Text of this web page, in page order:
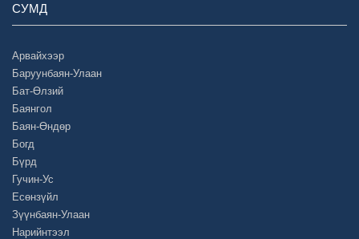
СУМД
Арвайхээр
Баруунбаян-Улаан
Бат-Өлзий
Баянгол
Баян-Өндөр
Богд
Бүрд
Гучин-Ус
Есөнзүйл
Зүүнбаян-Улаан
Нарийнтээл